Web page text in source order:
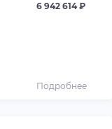
6 942 614 ₽
Подробнее